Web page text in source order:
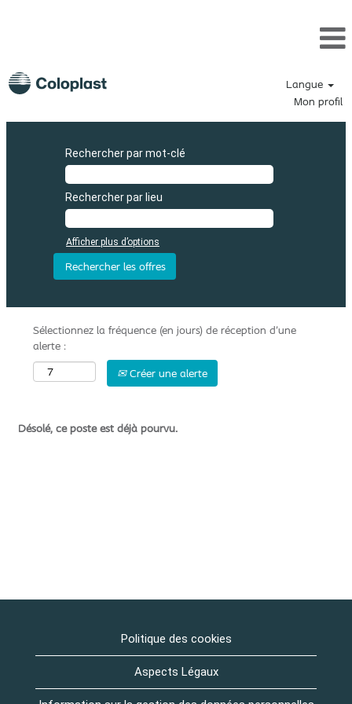
Langue
Mon profil
Rechercher par mot-clé
Rechercher par lieu
Afficher plus d’options
Sélectionnez la fréquence (en jours) de réception d’une
alerte :
Créer une alerte
Désolé, ce poste est déjà pourvu.
Politique des cookies
Aspects Légaux